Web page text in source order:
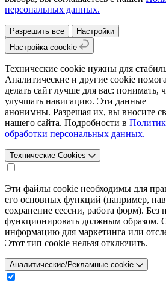
персональных данных.
Разрешить все
Настройки
Настройка coockie
Технические cookie нужны для
Аналитические и другие cookie
делать сайт лучше для вас: понимать,
улучшать навигацию. Эти данные
анонимны. Разрешая их, вы вносите
нашего сайта. Подробности в
обработки персональных данных.
Технические Cookies
Эти файлы cookie необходимы для
его основных функций (например,
сохранение сессии, работа форм). Без
функционировать должным образом.
информацию для маркетинга или
Этот тип cookie нельзя отключить.
Аналитические/Рекламные cookie